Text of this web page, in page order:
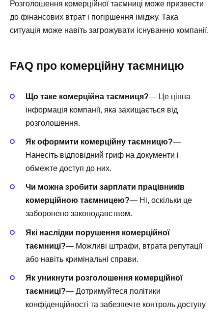
Розголошення комерційної таємниці може призвести
до фінансових втрат і погіршення іміджу. Така
ситуація може навіть загрожувати існуванню компанії.
FAQ про комерційну таємницю
Що таке комерційна таємниця?— Це цінна
інформація компанії, яка захищається від
розголошення.
Як оформити комерційну таємницю?—
Нанесіть відповідний гриф на документи і
обмежте доступ до них.
Чи можна зробити зарплати працівників
комерційною таємницею?— Ні, оскільки це
заборонено законодавством.
Які наслідки порушення комерційної
таємниці?— Можливі штрафи, втрата репутації
або навіть кримінальні справи.
Як уникнути розголошення комерційної
таємниці?— Дотримуйтеся політики
конфіденційності та забезпечте контроль доступу